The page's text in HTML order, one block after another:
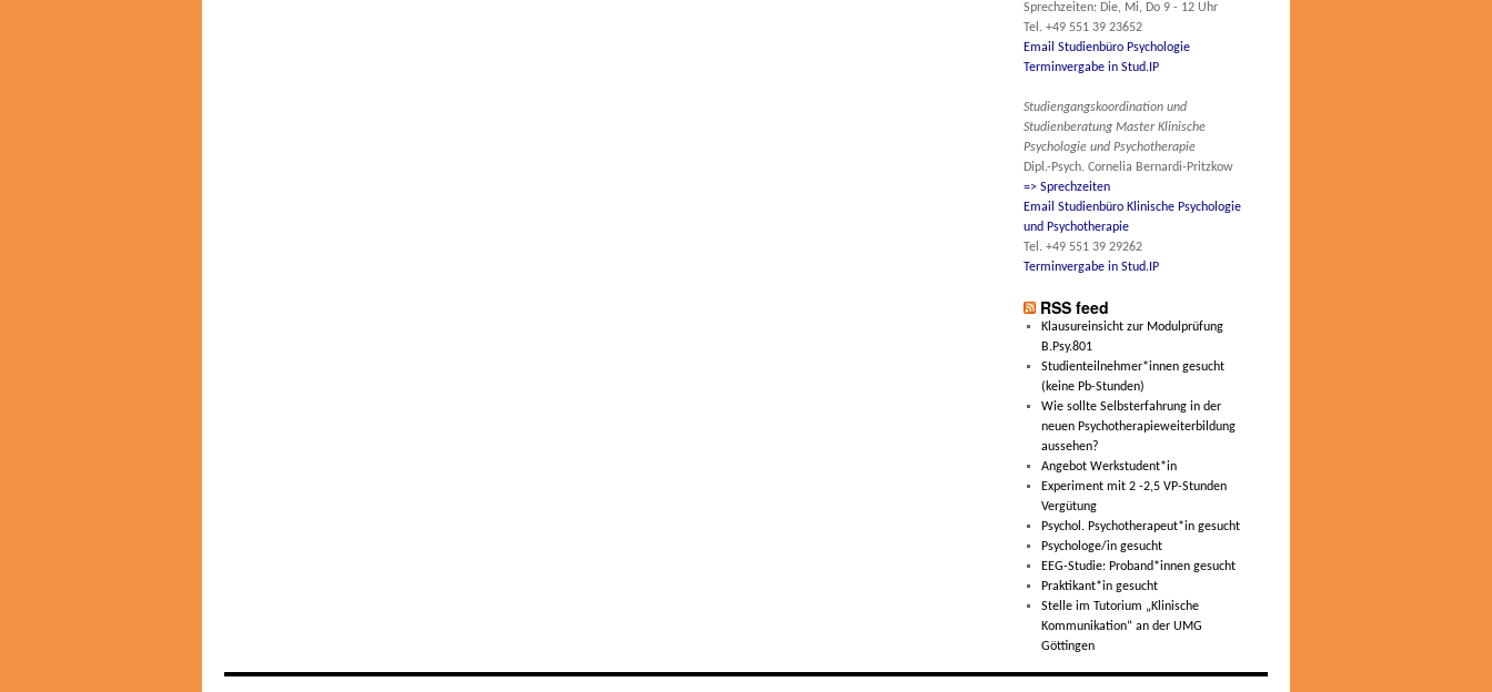
Sprechzeiten: Die, Mi, Do 9 - 12 Uhr
Tel. +49 551 39 23652
Email Studienbüro Psychologie
Terminvergabe in Stud.IP
Studiengangskoordination und
Studienberatung Master Klinische
Psychologie und Psychotherapie
Dipl.-Psych. Cornelia Bernardi-Pritzkow
=> Sprechzeiten
Email Studienbüro Klinische Psychologie
und Psychotherapie
Tel. +49 551 39 29262
Terminvergabe in Stud.IP
RSS feed
Klausureinsicht zur Modulprüfung
B.Psy.801
Studienteilnehmer*innen gesucht
(keine Pb-Stunden)
Wie sollte Selbsterfahrung in der
neuen Psychotherapieweiterbildung
aussehen?
Angebot Werkstudent*in
Experiment mit 2 -2,5 VP-Stunden
Vergütung
Psychol. Psychotherapeut*in gesucht
Psychologe/in gesucht
EEG-Studie: Proband*innen gesucht
Praktikant*in gesucht
Stelle im Tutorium „Klinische
Kommunikation“ an der UMG
Göttingen